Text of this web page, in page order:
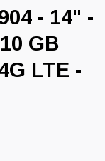
- 14" -
GB
LTE -